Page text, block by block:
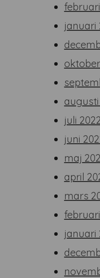
januari
juli
juni
maj
april
mars
januari